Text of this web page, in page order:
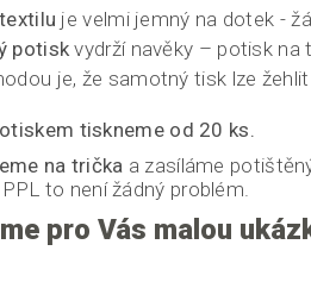
je velmi jemný na dotek -
potisk vydrží navěky – potisk na
je, že samotný tisk lze
tiskneme od 20 ks.
na trička a zasíláme
to není žádný problém.
pro Vás malou